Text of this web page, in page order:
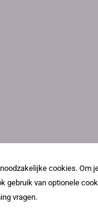
cookies. Om
gebruik van optionele
vragen.